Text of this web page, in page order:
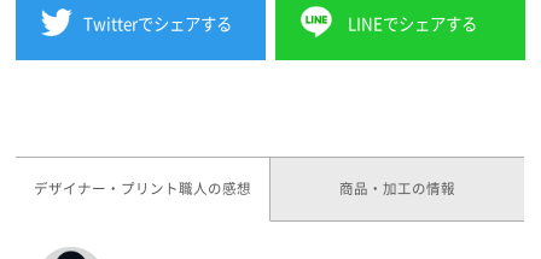
Twitterでシェアする LINEでシェアする
デザイナー・プリント職人の感想 商品・加工の情報